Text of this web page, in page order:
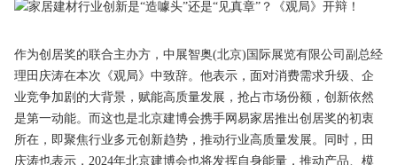
作为创居奖的联合主办方，中展智奥(北京)国际展览有限公司副总经
理田庆涛在本次《观局》中致辞。他表示，面对消费需求升级、企
业竞争加剧的大背景，赋能高质量发展，抢占市场份额，创新依然
是第一动能。而这也是北京建博会携手网易家居推出创居奖的初衷
所在，即聚焦行业多元创新趋势，推动行业高质量发展。同时，田
庆涛也表示，2024年北京建博会也将发挥自身能量，推动产品、模